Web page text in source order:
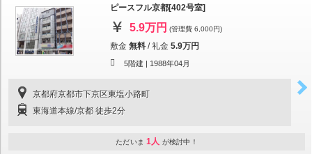
ピースフル京都[402号室]
5.9万円 (管理費 6,000円)
敷金 無料 /礼金 5.9万円
5階建 | 1988年04月
京都府京都市下京区東塩小路町
東海道本線/京都 徒歩2分
ただいま 1人 が検討中！